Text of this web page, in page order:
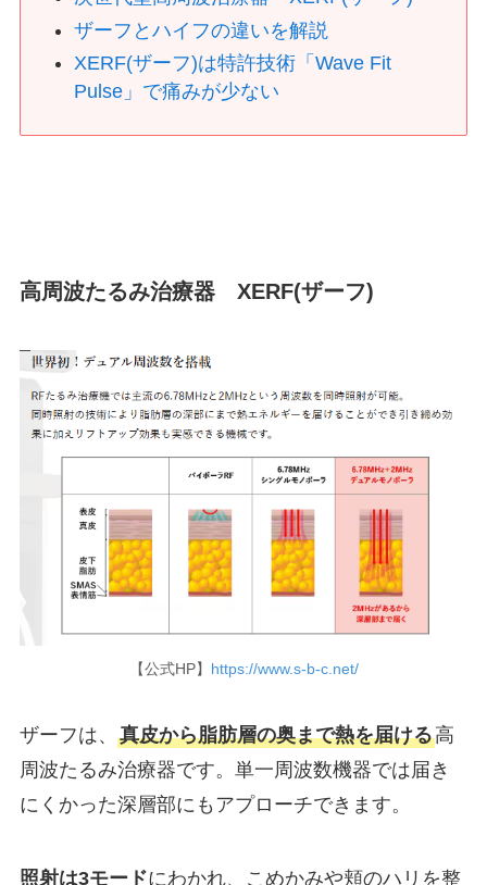
ザーフとハイフの違いを解説
XERF(ザーフ)は特許技術「Wave Fit
Pulse」で痛みが少ない
高周波たるみ治療器 XERF(ザーフ)
【公式HP】 https://www.s-b-c.net/
ザーフは、 真皮から脂肪層の奥まで熱を届ける高
周波たるみ治療器です。単一周波数機器では届き
にくかった深層部にもアプローチできます。
照射は3モードにわかれ、こめかみや頬のハリを整